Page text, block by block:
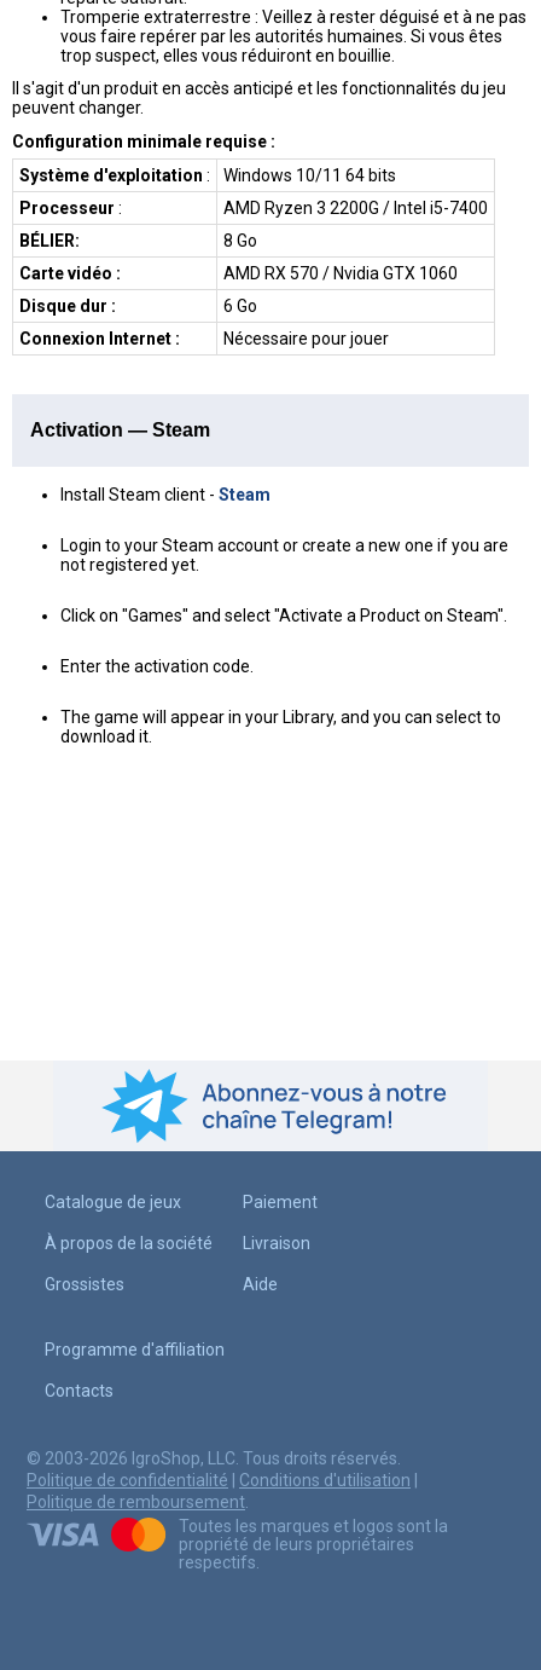
Tromperie extraterrestre : Veillez à rester déguisé et à ne pas
vous faire repérer par les autorités humaines. Si vous êtes
trop suspect, elles vous réduiront en bouillie.
Il s'agit d'un produit en accès anticipé et les fonctionnalités du jeu
peuvent changer.
Configuration minimale requise :
Système d'exploitation :
Windows 10/11 64 bits
Processeur :
AMD Ryzen 3 2200G / Intel i5-7400
BÉLIER:
8 Go
Carte vidéo :
AMD RX 570 / Nvidia GTX 1060
Disque dur :
6 Go
Connexion Internet :
Nécessaire pour jouer
Activation — Steam
Install Steam client - Steam
Login to your Steam account or create a new one if you are
not registered yet.
Click on "Games" and select "Activate a Product on Steam".
Enter the activation code.
The game will appear in your Library, and you can select to
download it.
Catalogue de jeux
À propos de la société
Grossistes
Paiement
Livraison
Aide
Programme d'affiliation
Contacts
© 2003-2026 IgroShop, LLC. Tous droits réservés.
Politique de confidentialité
Conditions d'utilisation
Politique de remboursement
Toutes les marques et logos sont la
propriété de leurs propriétaires
respectifs.